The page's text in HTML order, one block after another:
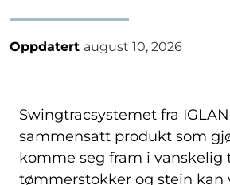
Oppdatert august 10, 2026
Swingtracsystemet fra
sammensatt produkt som
komme seg fram i vanskelig
tømmerstokker og stein kan